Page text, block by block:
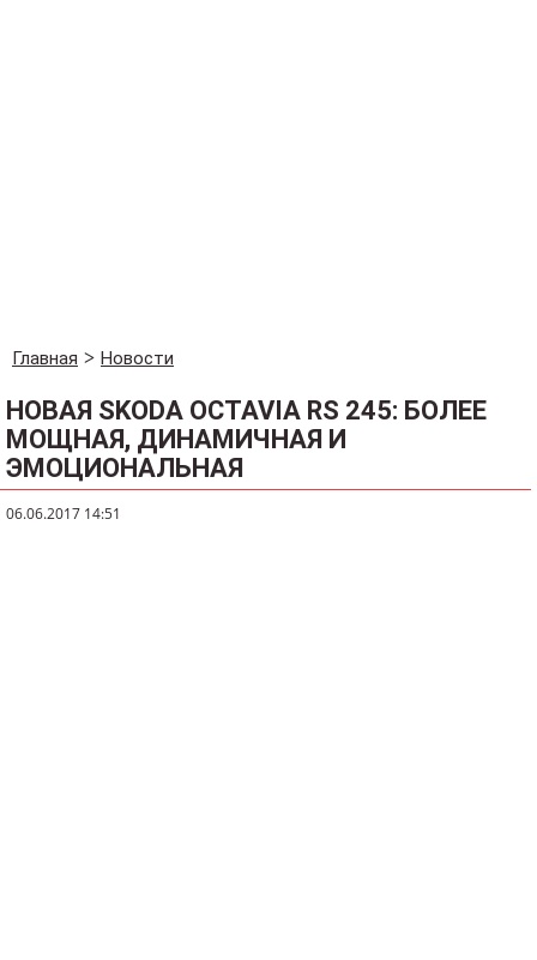
Главная Новости
НОВАЯ SKODA OCTAVIA RS 245: БОЛЕЕ
МОЩНАЯ, ДИНАМИЧНАЯ И
ЭМОЦИОНАЛЬНАЯ
06.06.2017 14:51